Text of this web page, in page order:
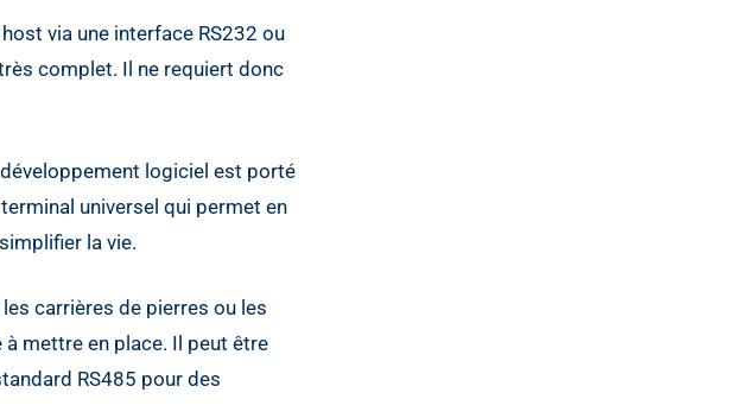
via une interface RS232 ou
complet. Il ne requiert donc
logiciel est porté
universel qui permet en
la vie.
carrières de pierres ou les
mettre en place. Il peut être
RS485 pour des